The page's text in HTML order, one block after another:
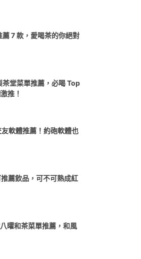
7 款，愛喝茶的你絕對
茶堂菜單推薦，必喝 Top
推！
軟體推薦！約砲軟體也
薦飲品，可不可熟成紅
曜和茶菜單推薦，和風